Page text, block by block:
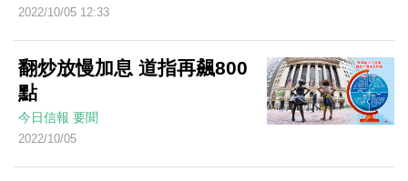
2022/10/05 12:33
翻炒放慢加息 道指再飆800
點
今日信報 要聞
2022/10/05